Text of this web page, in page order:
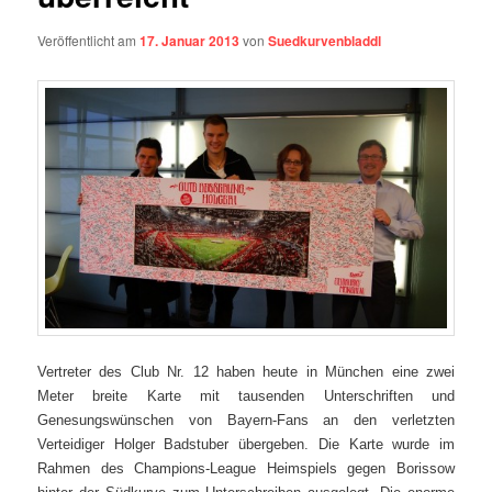
Veröffentlicht am17. Januar 2013vonSuedkurvenbladdl
Vertreter des Club Nr. 12 haben heute in München eine zwei
Meter breite Karte mit tausenden Unterschriften und
Genesungswünschen von Bayern-Fans an den verletzten
Verteidiger Holger Badstuber übergeben. Die Karte wurde im
Rahmen des Champions-League Heimspiels gegen Borissow